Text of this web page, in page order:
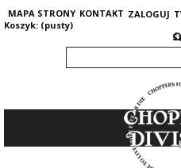
MAPA STRONY KONTAKT ZALOGUJ
Koszyk: (pusty)